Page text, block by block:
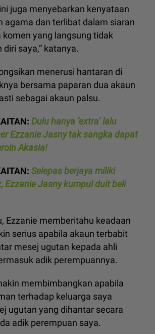
juga menyebarkan kenyataan
agama dan terlibat dalam siaran
komen yang langsung tidak
saya,” katanya.
menerusi hantaran di
bersama paparan dua akaun
sebagai akaun palsu.
Dulu hanya ‘extra‘ lalu
Ezzanie Jasny tak sangka dapat
Akasia!
Selepas berjaya miliki
Ezzanie Jasny kumpul duit beli
Ezzanie memberitahu keadaan
serius apabila akaun terbabit
mesej ugutan kepada ahli
adik perempuannya.
membimbangkan apabila
terhadap keluarga saya
ugutan yang dihantar secara
adik perempuan saya.